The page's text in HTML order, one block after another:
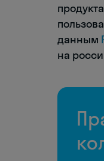
данным
на